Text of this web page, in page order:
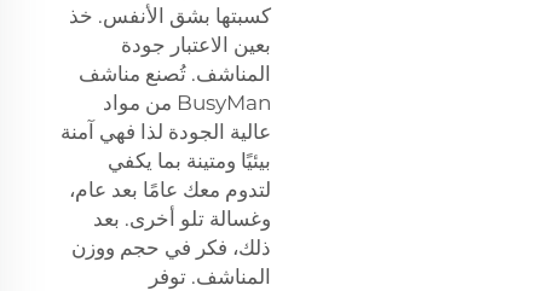
كسبتها بشق الأنفس. خذ
بعين الاعتبار جودة
المناشف. تُصنع مناشف
BusyMan من مواد
عالية الجودة لذا فهي آمنة
بيئيًا ومتينة بما يكفي
لتدوم معك عامًا بعد عام،
وغسالة تلو أخرى. بعد
ذلك، فكر في حجم ووزن
المناشف. توفر